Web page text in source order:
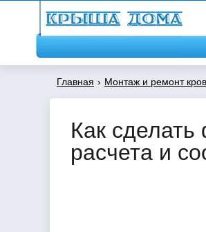
Главная › Монтаж и ремонт
Как
расчета и